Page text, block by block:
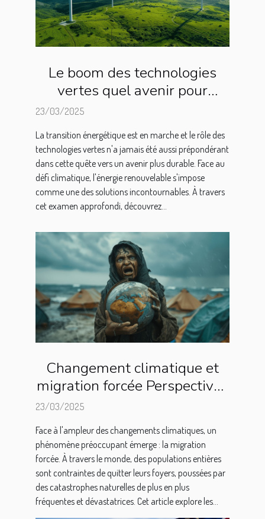
Le boom des technologies
vertes quel avenir pour
l'énergie renouvelable dans le
23/03/2025
La transition énergétique est en marche et le rôle des
technologies vertes n'a jamais été aussi prépondérant
dans cette quête vers un avenir plus durable. Face au
défi climatique, l'énergie renouvelable s'impose
comme une des solutions incontournables. À travers
cet examen approfondi, découvrez...
Changement climatique et
migration forcée Perspectives
internationales sur les
réfugiés climatiques
23/03/2025
Face à l'ampleur des changements climatiques, un
phénomène préoccupant émerge : la migration
forcée. À travers le monde, des populations entières
sont contraintes de quitter leurs foyers, poussées par
des catastrophes naturelles de plus en plus
fréquentes et dévastatrices. Cet article explore les...